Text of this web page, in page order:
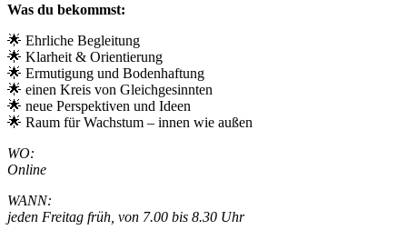
Was du bekommst:
🌟 Ehrliche Begleitung
🌟 Klarheit & Orientierung
🌟 Ermutigung und Bodenhaftung
🌟 einen Kreis von Gleichgesinnten
🌟 neue Perspektiven und Ideen
🌟 Raum für Wachstum – innen wie außen
WO:
Online
WANN:
jeden Freitag früh, von 7.00 bis 8.30 Uhr